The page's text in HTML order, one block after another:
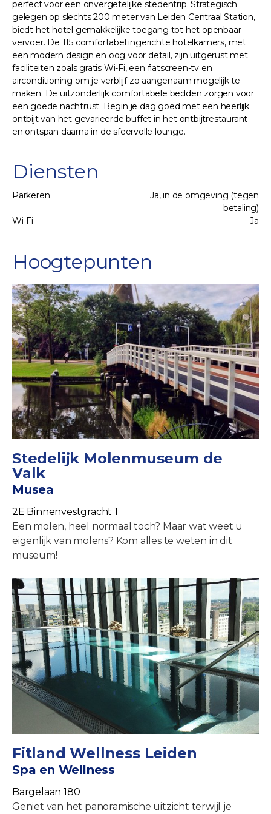
perfect voor een onvergetelijke stedentrip. Strategisch
gelegen op slechts 200 meter van Leiden Centraal Station,
biedt het hotel gemakkelijke toegang tot het openbaar
vervoer. De 115 comfortabel ingerichte hotelkamers, met
een modern design en oog voor detail, zijn uitgerust met
faciliteiten zoals gratis Wi-Fi, een flatscreen-tv en
airconditioning om je verblijf zo aangenaam mogelijk te
maken. De uitzonderlijk comfortabele bedden zorgen voor
een goede nachtrust. Begin je dag goed met een heerlijk
ontbijt van het gevarieerde buffet in het ontbijtrestaurant
en ontspan daarna in de sfeervolle lounge.
Diensten
Parkeren
Ja, in de omgeving (tegen
betaling)
Wi-Fi
Ja
Hoogtepunten
Stedelijk Molenmuseum de
Valk
Musea
2E Binnenvestgracht 1
Een molen, heel normaal toch? Maar wat weet u
eigenlijk van molens? Kom alles te weten in dit
museum!
Fitland Wellness Leiden
Spa en Wellness
Bargelaan 180
Geniet van het panoramische uitzicht terwijl je